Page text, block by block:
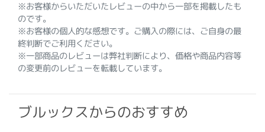
※お客様からいただいたレビューの中から一部を掲載したも
のです。
※お客様の個人的な感想です。ご購入の際には、ご自身の最
終判断でご利用ください。
※一部商品のレビューは弊社判断により、価格や商品内容等
の変更前のレビューを転載しています。
ブルックスからのおすすめ